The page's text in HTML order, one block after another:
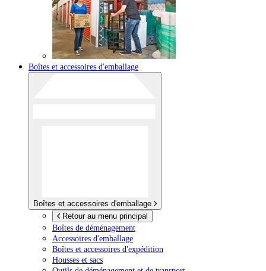
Boîtes et accessoires d'emballage
Boîtes et accessoires d'emballage
Retour au menu principal
Boîtes de déménagement
Accessoires d'emballage
Boîtes et accessoires d'expédition
Housses et sacs